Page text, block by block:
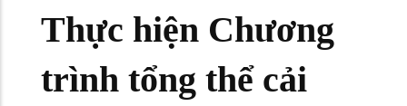
Thực hiện Chương
trình tổng thể cải